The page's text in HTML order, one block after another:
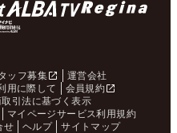
ッフ募集
運営会社
用に際して
会員規約
引法に基づく表示
マイページサービス利用規約
せ ヘルプ サイトマップ